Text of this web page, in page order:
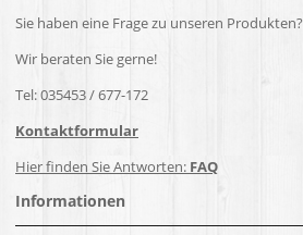
Sie haben eine Frage zu unseren Produkten?
Wir beraten Sie gerne!
Tel: 035453 / 677-172
Kontaktformular
Hier finden Sie Antworten: FAQ
Informationen